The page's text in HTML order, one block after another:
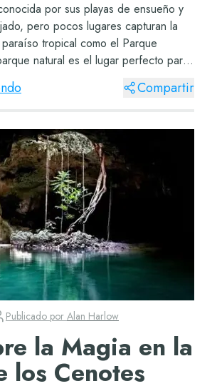
por sus playas de ensueño y
pero pocos lugares capturan la
tropical como el Parque
natural es el lugar perfecto para
aventura y la naturale...
Compartir
Publicado por Alan Harlow
la Magia en la
los Cenotes